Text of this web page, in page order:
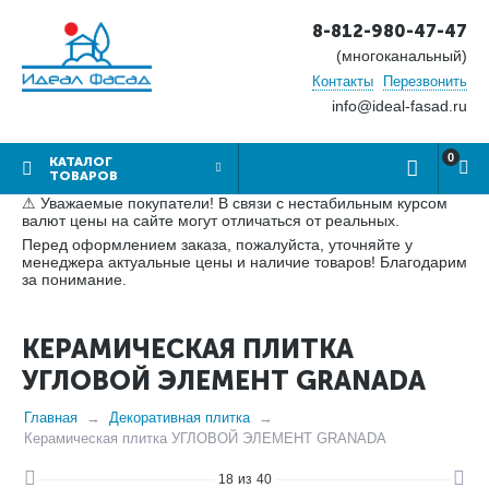
8-812-980-47-47
(многоканальный)
Контакты Перезвонить
info@ideal-fasad.ru
КАТАЛОГ
ТОВАРОВ
0
⚠ Уважаемые покупатели! В связи с нестабильным курсом
валют цены на сайте могут отличаться от реальных.
Перед оформлением заказа, пожалуйста, уточняйте у
менеджера актуальные цены и наличие товаров! Благодарим
за понимание.
КЕРАМИЧЕСКАЯ ПЛИТКА
УГЛОВОЙ ЭЛЕМЕНТ GRANADA
Главная
Декоративная плитка
Керамическая плитка УГЛОВОЙ ЭЛЕМЕНТ GRANADA
18 из 40